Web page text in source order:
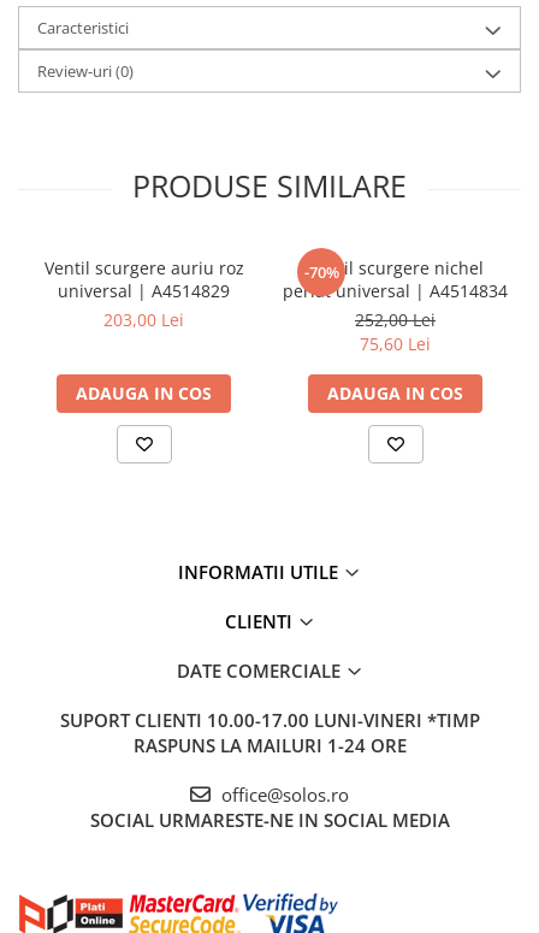
Caracteristici
Review-uri(0)
PRODUSE SIMILARE
Ventil scurgere auriu roz
universal | A4514829
203,00 Lei
ADAUGA IN COS
-70%
Ventil scurgere nichel
periat universal | A4514834
252,00 Lei
75,60 Lei
ADAUGA IN COS
INFORMATII UTILE
CLIENTI
DATE COMERCIALE
SUPORT CLIENTI 10.00-17.00 LUNI-VINERI *TIMP
RASPUNS LA MAILURI 1-24 ORE
office@solos.ro
SOCIAL URMARESTE-NE IN SOCIAL MEDIA